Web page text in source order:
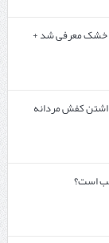
خشک معرفی شد +
کفش مردانه
است؟